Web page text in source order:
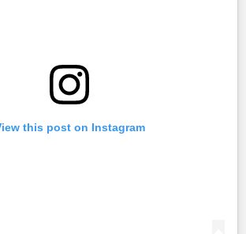
this post on Instagram